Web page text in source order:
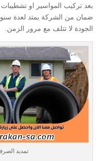
بعد تركيب المواسير او
ضمان من الشركة يمتد لعدة
الجودة لا تتلف مع مرور الزمن.
تمديد